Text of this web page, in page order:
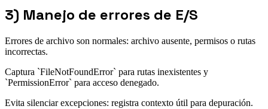
3) Manejo de errores de E/S
Errores de archivo son normales: archivo ausente, permisos o rutas
incorrectas.
Captura `FileNotFoundError` para rutas inexistentes y
`PermissionError` para acceso denegado.
Evita silenciar excepciones: registra contexto útil para depuración.